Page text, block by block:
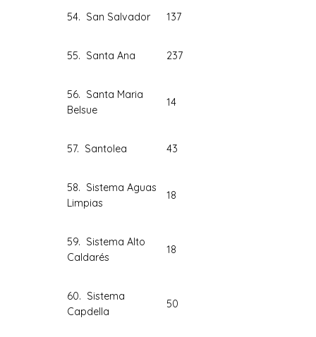
54. San Salvador 137
55. Santa Ana 237
56. Santa Maria
Belsue
14
57. Santolea 43
58. Sistema Aguas
Limpias
18
59. Sistema Alto
Caldarés
18
60. Sistema
Capdella
50